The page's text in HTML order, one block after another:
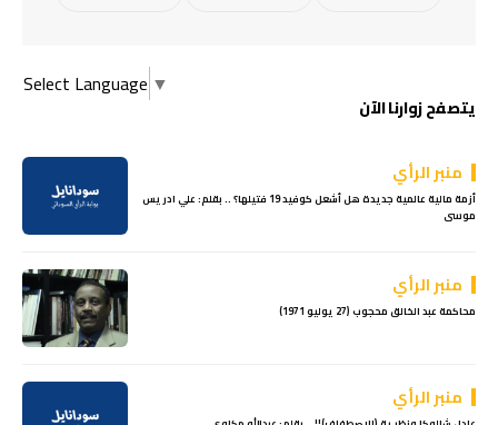
Select Language ▼
يتصفح زوارنا الآن
منبر الرأي
أزمة مالية عالمية جديدة هل أشعل كوفيد 19 فتيلها؟ .. بقلم: علي ادريس
موسى
منبر الرأي
محاكمة عبد الخالق محجوب (27 يوليو 1971)
منبر الرأي